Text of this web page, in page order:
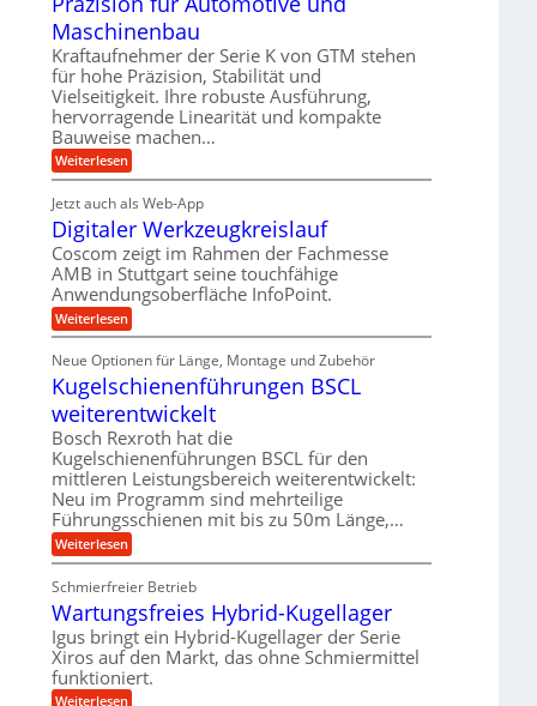
i
e
b
e
f
ü
r
r
a
u
e
U
m
g
e
b
n
g
e
n
A
u
f
t
r
a
g
s
i
n
g
a
n
g
e
w
e
n
i
g
e
r
S
t
e
l
l
n
s
t
a
n
g
e
n
g
e
t
r
i
b
e
f
ü
r
p
r
z
i
e
H
u
b
b
e
w
e
g
n
e
n
Maschinenbau
Kraftaufnehmer der Serie K von GTM stehen
für hohe Präzision, Stabilität und
Vielseitigkeit. Ihre robuste Ausführung,
hervorragende Linearität und kompakte
Bauweise machen…
Weiterlesen:
P
ä
z
i
s
i
o
n
f
ü
r
A
u
t
o
m
o
i
v
e
u
n
d
M
a
s
c
h
i
n
Jetzt auch als Web-App
Digitaler Werkzeugkreislauf
Coscom zeigt im Rahmen der Fachmesse
AMB in Stuttgart seine touchfähige
Anwendungsoberfläche InfoPoint.
Weiterlesen:
D
g
i
t
a
l
e
r
W
e
r
k
z
e
u
k
r
e
s
Neue Optionen für Länge, Montage und Zubehör
Kugelschienenführungen BSCL
weiterentwickelt
Bosch Rexroth hat die
Kugelschienenführungen BSCL für den
mittleren Leistungsbereich weiterentwickelt:
Neu im Programm sind mehrteilige
Führungsschienen mit bis zu 50m Länge,…
Weiterlesen:
K
g
e
l
s
c
h
i
Schmierfreier Betrieb
Wartungsfreies Hybrid-Kugellager
Igus bringt ein Hybrid-Kugellager der Serie
Xiros auf den Markt, das ohne Schmiermittel
funktioniert.
Weiterlesen: